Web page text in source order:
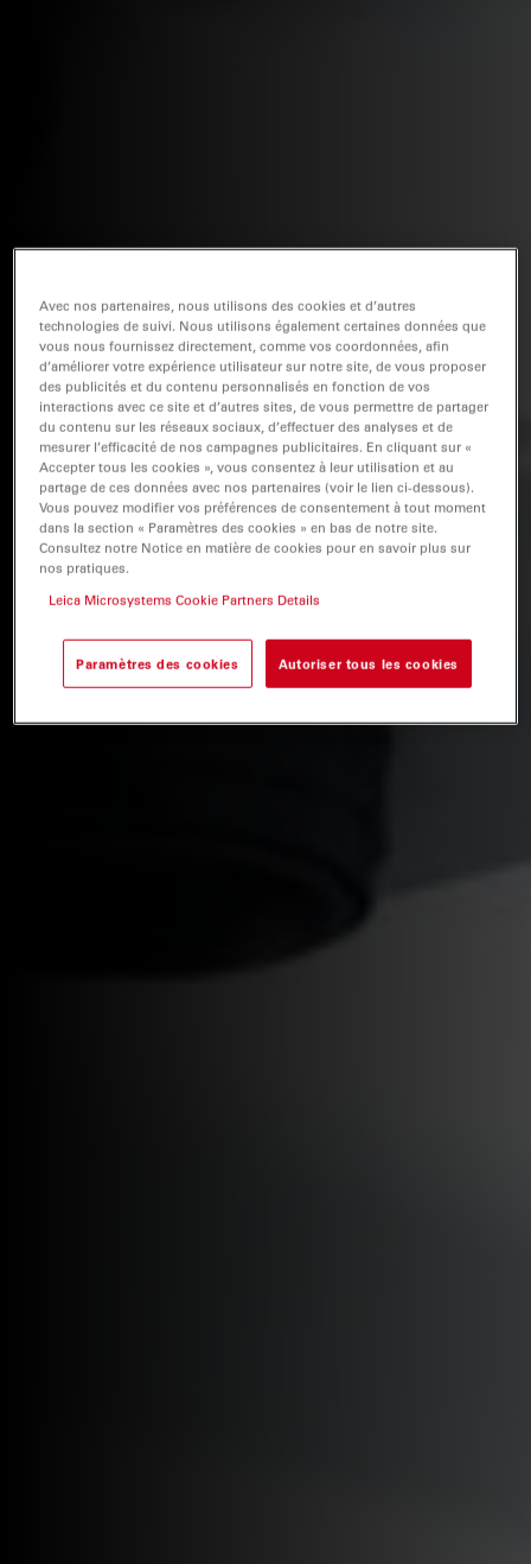
Avec nos partenaires, nous utilisons des cookies et d’autres
technologies de suivi. Nous utilisons également certaines données que
vous nous fournissez directement, comme vos coordonnées, afin
d’améliorer votre expérience utilisateur sur notre site, de vous proposer
des publicités et du contenu personnalisés en fonction de vos
interactions avec ce site et d’autres sites, de vous permettre de partager
du contenu sur les réseaux sociaux, d’effectuer des analyses et de
mesurer l’efficacité de nos campagnes publicitaires. En cliquant sur «
Accepter tous les cookies », vous consentez à leur utilisation et au
partage de ces données avec nos partenaires (voir le lien ci-dessous).
Vous pouvez modifier vos préférences de consentement à tout moment
dans la section « Paramètres des cookies » en bas de notre site.
Consultez notre Notice en matière de cookies pour en savoir plus sur
nos pratiques.
Leica Microsystems Cookie Partners Details
Paramètres des cookies Autoriser tous les cookies